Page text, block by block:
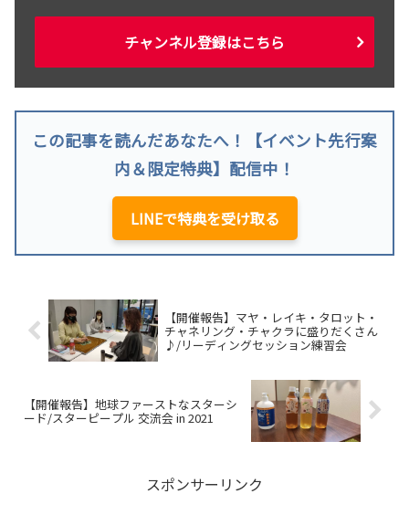
チャンネル登録はこちら
この記事を読んだあなたへ！【イベント先行案
内＆限定特典】配信中！
LINEで特典を受け取る
【開催報告】マヤ・レイキ・タロット・
チャネリング・チャクラに盛りだくさん
♪/リーディングセッション練習会
【開催報告】地球ファーストなスターシ
ード/スターピープル 交流会 in 2021
スポンサーリンク